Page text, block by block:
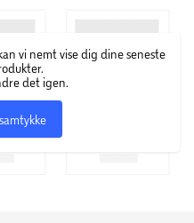
vi nemt vise dig dine seneste
det igen.